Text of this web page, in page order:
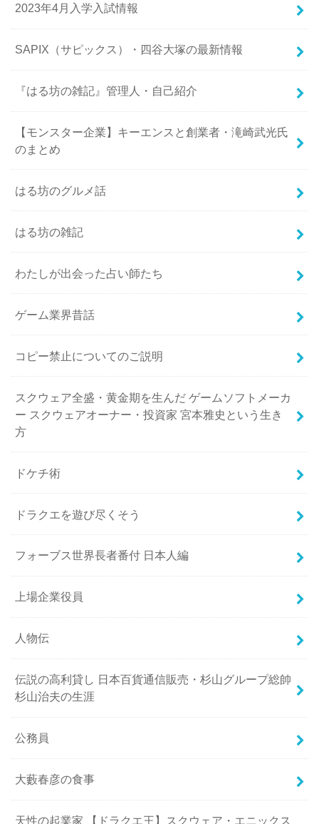
2023年4月入学入試情報
SAPIX（サピックス）・四谷大塚の最新情報
『はる坊の雑記』管理人・自己紹介
【モンスター企業】キーエンスと創業者・滝崎武光氏
のまとめ
はる坊のグルメ話
はる坊の雑記
わたしが出会った占い師たち
ゲーム業界昔話
コピー禁止についてのご説明
スクウェア全盛・黄金期を生んだ ゲームソフトメーカ
ー スクウェアオーナー・投資家 宮本雅史という生き
方
ドケチ術
ドラクエを遊び尽くそう
フォーブス世界長者番付 日本人編
上場企業役員
人物伝
伝説の高利貸し 日本百貨通信販売・杉山グループ総帥
杉山治夫の生涯
公務員
大藪春彦の食事
天性の起業家 【ドラクエ王】スクウェア・エニックス